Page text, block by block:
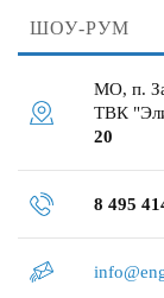
ШОУ-РУМ
МО, п.
ТВК
20
8 495